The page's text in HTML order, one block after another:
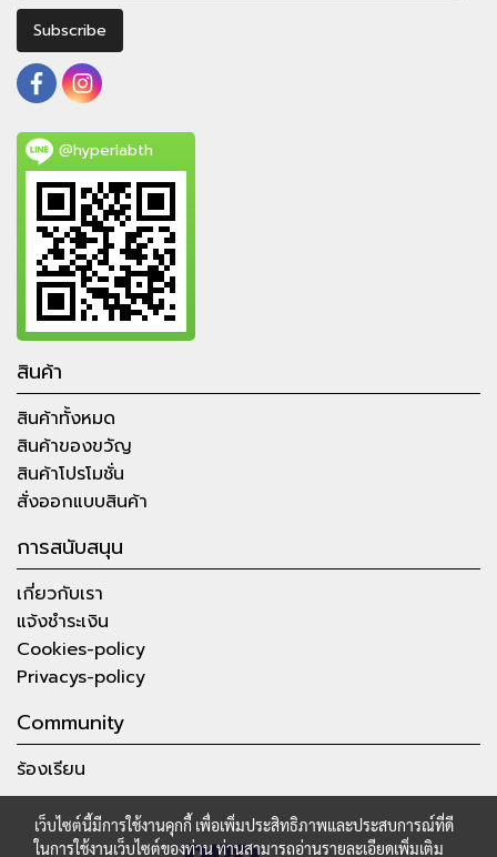
Subscribe
@hyperlabth
สินค้า
สินค้าทั้งหมด
สินค้าของขวัญ
สินค้าโปรโมชั่น
สั่งออกแบบสินค้า
การสนับสนุน
เกี่ยวกับเรา
แจ้งชำระเงิน
Cookies-policy
Privacys-policy
Community
ร้องเรียน
เว็บไซต์นี้มีการใช้งานคุกกี้ เพื่อเพิ่มประสิทธิภาพและประสบการณ์ที่ดี
ในการใช้งานเว็บไซต์ของท่าน ท่านสามารถอ่านรายละเอียดเพิ่มเติม